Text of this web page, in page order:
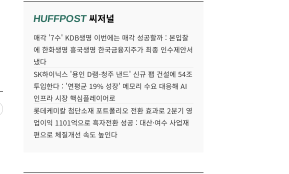
HUFFPOST씨저널
매각 '7수' KDB생명 이번에는 매각 성공할까 : 본입찰
에 한화생명 흥국생명 한국금융지주가 최종 인수제안서
냈다
SK하이닉스 '용인 D램-청주 낸드' 신규 팹 건설에 54조
투입한다 : '연평균 19% 성장' 메모리 수요 대응해 AI
인프라 시장 핵심플레이어로
롯데케미칼 첨단소재 포트폴리오 전환 효과로 2분기 영
업이익 1101억으로 흑자전환 성공 : 대산·여수 사업재
편으로 체질개선 속도 높인다